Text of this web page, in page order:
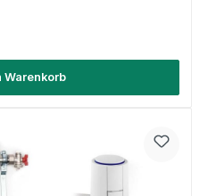
Warenkorb